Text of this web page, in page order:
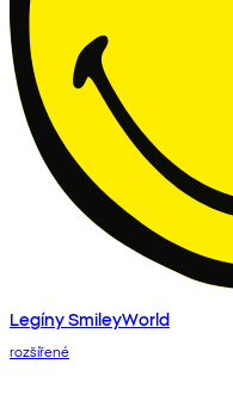
Legíny SmileyWorld
rozšířené